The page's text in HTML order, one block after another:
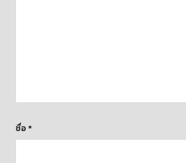
ชื่อ *